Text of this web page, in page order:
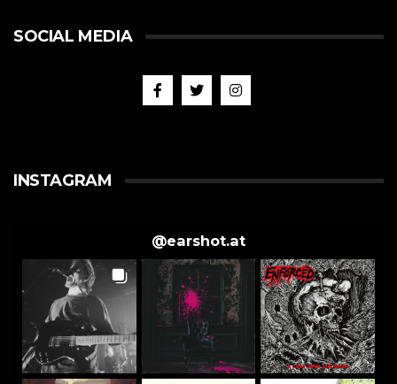
SOCIAL MEDIA
INSTAGRAM
@earshot.at